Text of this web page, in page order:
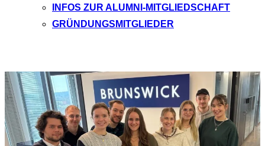
INFOS ZUR ALUMNI-MITGLIEDSCHAFT
GRÜNDUNGSMITGLIEDER